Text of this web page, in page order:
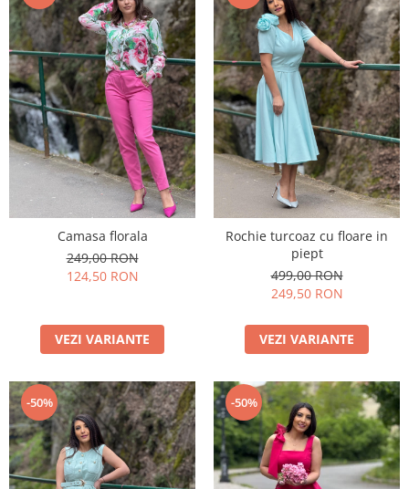
Camasa florala
249,00 RON
124,50 RON
VEZI VARIANTE
Rochie turcoaz cu floare in
piept
499,00 RON
249,50 RON
VEZI VARIANTE
-50% -50%